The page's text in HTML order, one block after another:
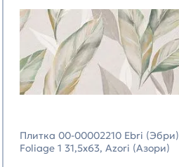
Плитка 00-00002210 Ebri (Эбри)
Foliage 1 31,5х63, Azori (Азори)